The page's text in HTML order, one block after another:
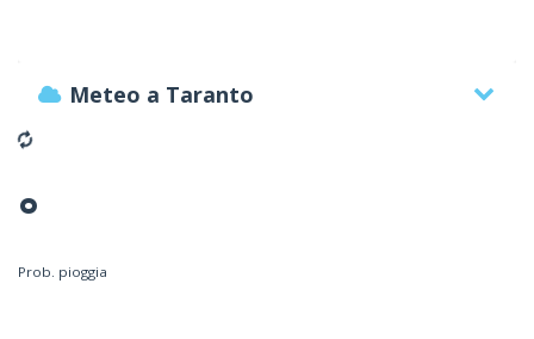
Meteo a Taranto
°
Prob. pioggia